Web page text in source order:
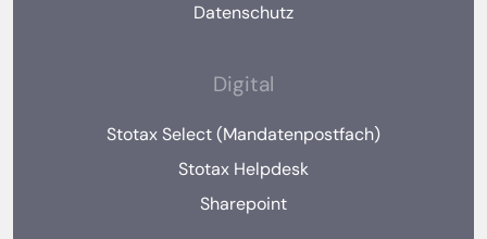
Datenschutz
Digital
Stotax Select (Mandatenpostfach)
Stotax Helpdesk
Sharepoint